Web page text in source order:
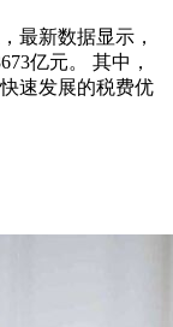
最新数据显示，
亿元。 其中，
速发展的税费优